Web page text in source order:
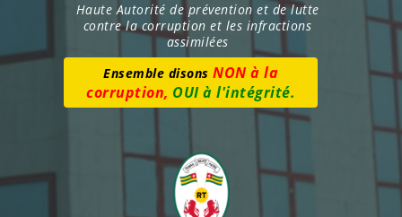
Haute Autorité de prévention et de lutte
contre la corruption et les infractions
assimilées
Numéro vert :8277